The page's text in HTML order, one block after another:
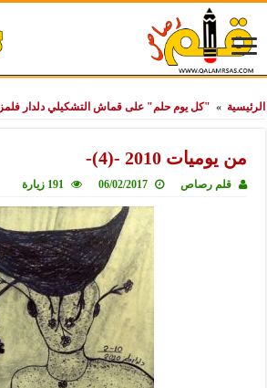
الرئيسية » "كل يوم حلم" على قماش التشكيلي دلدار فلمز
من يوميات 2010 -(4)-
قلم رصاص 06/02/2017 191 زيارة